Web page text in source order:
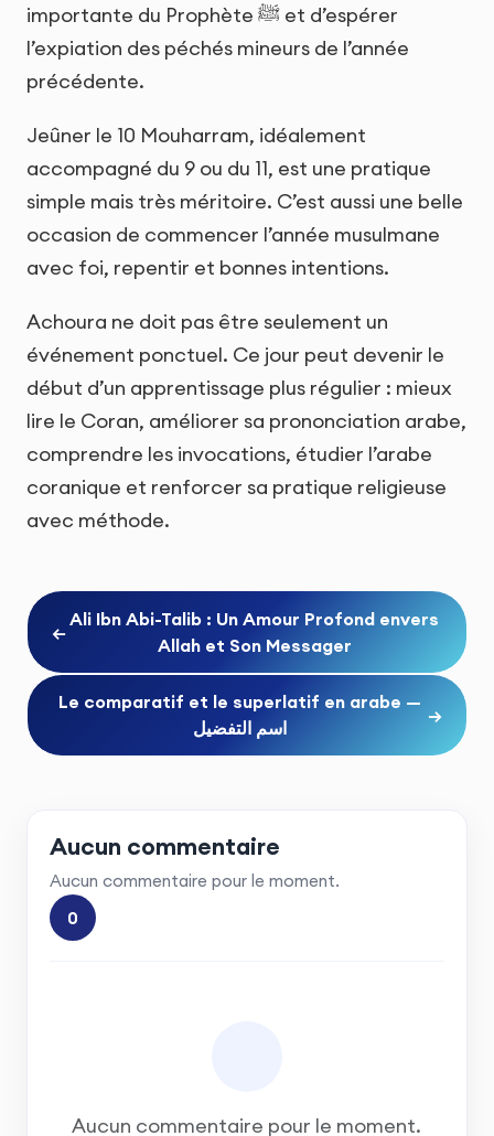
importante du Prophète ﷺ et d’espérer
l’expiation des péchés mineurs de l’année
précédente.
Jeûner le 10 Mouharram, idéalement
accompagné du 9 ou du 11, est une pratique
simple mais très méritoire. C’est aussi une belle
occasion de commencer l’année musulmane
avec foi, repentir et bonnes intentions.
Achoura ne doit pas être seulement un
événement ponctuel. Ce jour peut devenir le
début d’un apprentissage plus régulier : mieux
lire le Coran, améliorer sa prononciation arabe,
comprendre les invocations, étudier l’arabe
coranique et renforcer sa pratique religieuse
avec méthode.
←
Ali Ibn Abi-Talib : Un Amour Profond envers
Allah et Son Messager
Le comparatif et le superlatif en arabe —
اسم التفضيل
→
Aucun commentaire
Aucun commentaire pour le moment.
0
Aucun commentaire pour le moment.